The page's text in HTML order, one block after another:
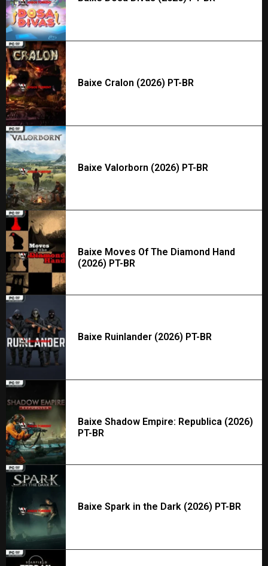
Baixe Cralon (2026) PT-BR
Baixe Valorborn (2026) PT-BR
Baixe Moves Of The Diamond Hand
(2026) PT-BR
Baixe Ruinlander (2026) PT-BR
Baixe Shadow Empire: Republica (2026)
PT-BR
Baixe Spark in the Dark (2026) PT-BR